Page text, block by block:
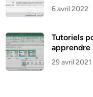
6 avril 2022
Tutoriels
apprendre
29 avril 2021